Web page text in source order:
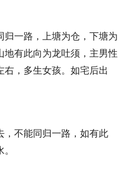
归一路，上塘为仓，下塘为
地有此向为龙吐须，主男性
右，多生女孩。如宅后出
，不能同归一路，如有此